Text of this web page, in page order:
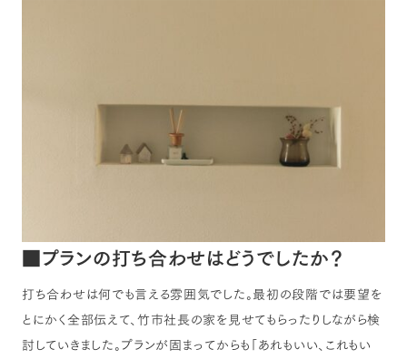
■プランの打ち合わせはどうでしたか？
打ち合わせは何でも言える雰囲気でした。最初の段階では要望を
とにかく全部伝えて、竹市社長の家を見せてもらったりしながら検
討していきました。プランが固まってからも「あれもいい、これもい